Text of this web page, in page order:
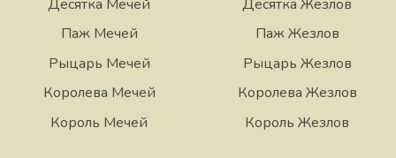
Десятка Мечей
Паж Мечей
Рыцарь Мечей
Королева Мечей
Король Мечей
Десятка Жезлов
Паж Жезлов
Рыцарь Жезлов
Королева Жезлов
Король Жезлов